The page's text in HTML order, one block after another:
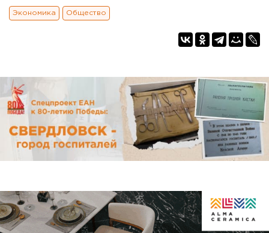
Экономика Общество